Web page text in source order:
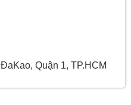
Quận 1, TP.HCM